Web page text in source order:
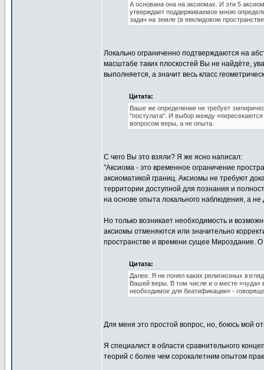
А основана она на аксиомах. И эти 5
утверждает поддерживаемое мною
задач на земле (в евклидовом
Локально ограниченно подтверждаются на
масштабе таких плоскостей Вы не найдёте,
выполняется, а значит весь класс
Цитата:
Ваше же определение не требует
"постулата". И выбор между
вопросом веры, а не опыта.
С чего Вы это взяли? Я же ясно написал:
"Аксиома - это временное ограничение
аксиоматикой границ. Аксиомы не требуют
территории доступной для познания и
на основе опыта локального наблюдения, а не
Но только возникает необходимость и
аксиомы отменяются или значительно
пространстве и времени сущее Мироздание.
Цитата:
Далее. Я не понял каких религиозных
Вашей веры. В том числе и о месте «чуда»
необходимое для беатификации» -
Для меня это простой вопрос, но, боюсь мой
Я специалист в области сравнительного
теорий с более чем сорокалетним опытом